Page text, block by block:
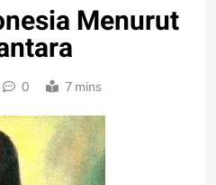
Menurut
0 7 mins